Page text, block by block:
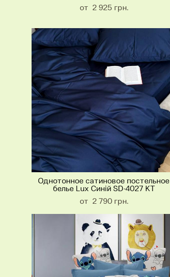
от 2 925 грн.
Однотонное сатиновое постельное
белье Lux Синій SD-4027 KT
от 2 790 грн.